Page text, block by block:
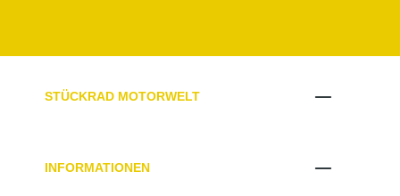
STÜCKRAD MOTORWELT
INFORMATIONEN